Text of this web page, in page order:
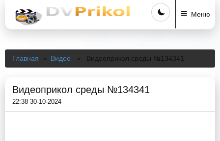
Меню
Главная » Видео » Видеоприкол среды №134341
Видеоприкол среды №134341
22:38 30-10-2024